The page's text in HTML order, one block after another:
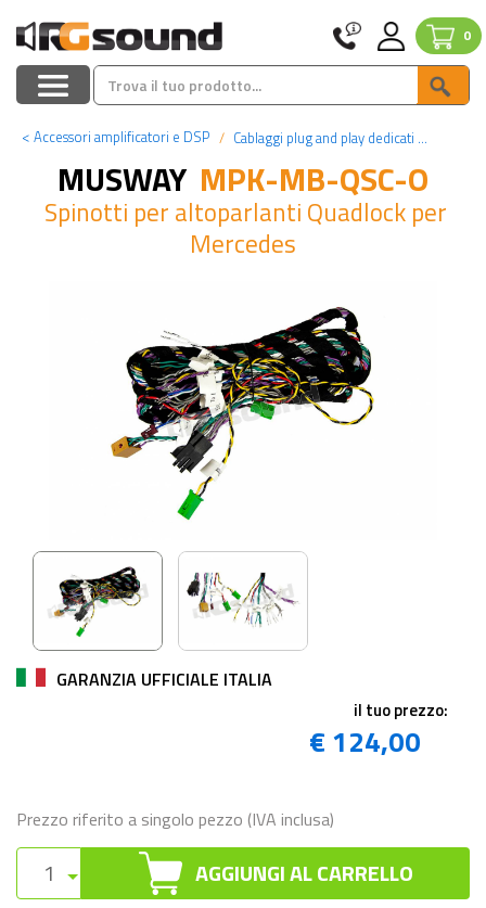
0
< Accessori amplificatori e DSP Cablaggi plug and play dedicati per processori
MUSWAY MPK-MB-QSC-O
Spinotti per altoparlanti Quadlock per
Mercedes
GARANZIA UFFICIALE ITALIA
il tuo prezzo:
€ 124,00
Prezzo riferito a singolo pezzo (IVA inclusa)
AGGIUNGI AL CARRELLO